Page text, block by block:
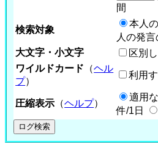
間
検索対象
本人
人の発言
大文字・小文字
区別
ワイルドカード （ヘル
プ）
利用
圧縮表示 （ヘルプ）
適用
件/1日